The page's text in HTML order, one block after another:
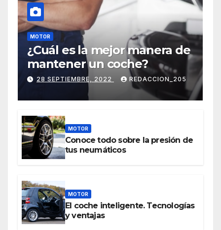
MOTOR
¿Cuál es la mejor manera de
mantener un coche?
28 SEPTIEMBRE, 2022 REDACCION_205
MOTOR
Conoce todo sobre la presión de
tus neumáticos
MOTOR
El coche inteligente. Tecnologías
y ventajas